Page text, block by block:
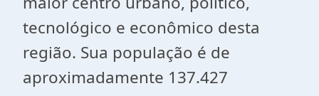
tecnológico e econômico desta
região. Sua população é de
aproximadamente 137.427